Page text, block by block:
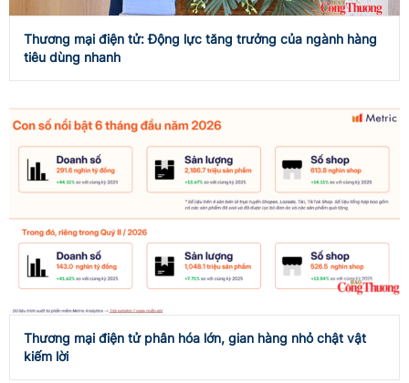
Thương mại điện tử: Động lực tăng trưởng của ngành hàng
tiêu dùng nhanh
Thương mại điện tử phân hóa lớn, gian hàng nhỏ chật vật
kiếm lời